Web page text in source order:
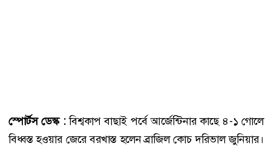
স্পোর্টস ডেস্ক :বিশ্বকাপ বাছাই পর্বে আর্জেন্টিনার কাছে ৪-১ গোলে
বিধ্বস্ত হওয়ার জেরে বরখাস্ত হলেন ব্রাজিল কোচ দরিভাল জুনিয়ার।